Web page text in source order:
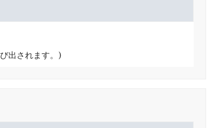
出されます。)